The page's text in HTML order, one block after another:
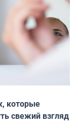
которые
свежий взгляд